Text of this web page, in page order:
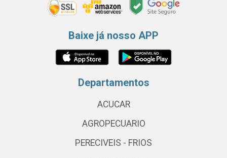
Baixe já nosso APP
Departamentos
ACUCAR
AGROPECUARIO
PERECIVEIS - FRIOS